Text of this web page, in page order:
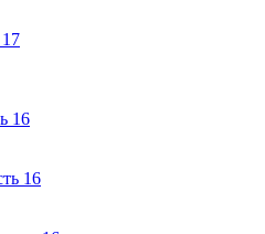
17
16
16